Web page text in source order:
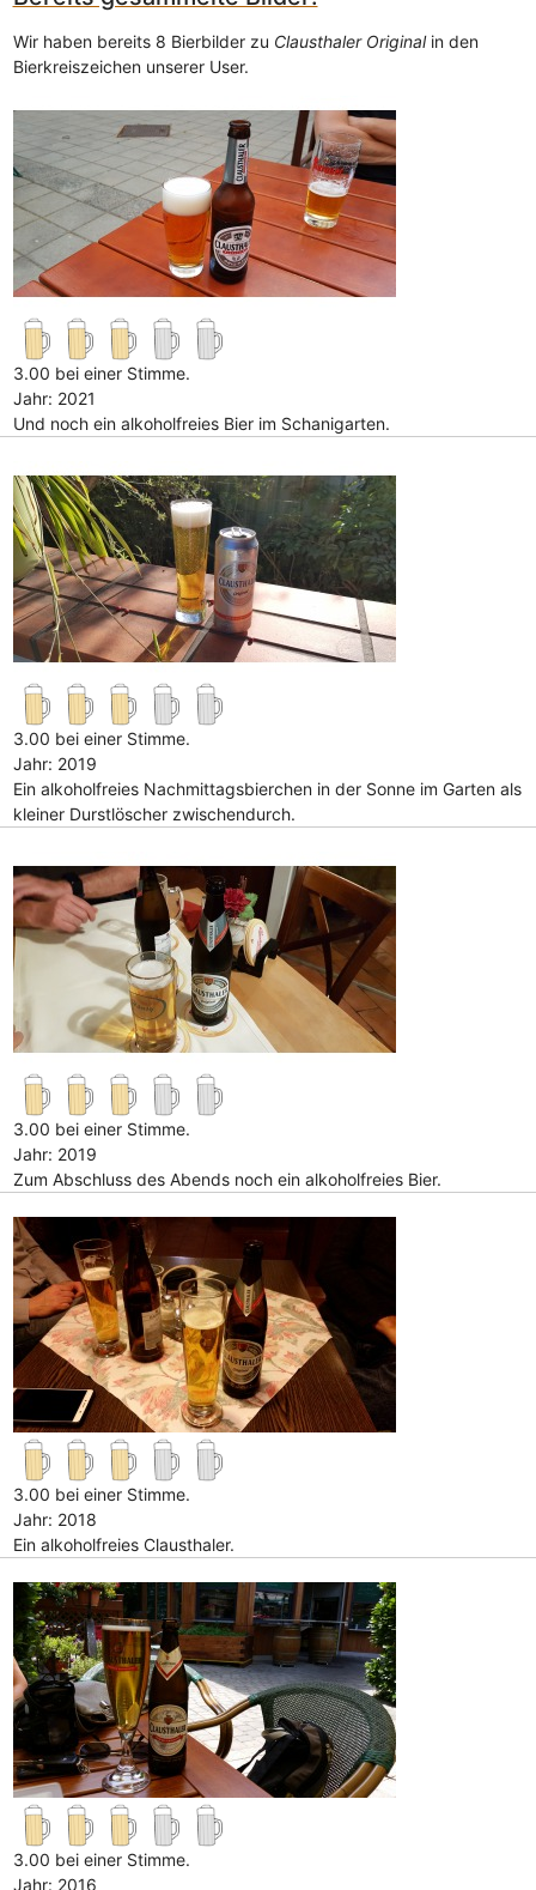
Wir haben bereits 8 Bierbilder zu Clausthaler Originalin den
Bierkreiszeichen unserer User.
3.00 bei einer Stimme.
Jahr: 2021
Und noch ein alkoholfreies Bier im Schanigarten.
3.00 bei einer Stimme.
Jahr: 2019
Ein alkoholfreies Nachmittagsbierchen in der Sonne im Garten als
kleiner Durstlöscher zwischendurch.
3.00 bei einer Stimme.
Jahr: 2019
Zum Abschluss des Abends noch ein alkoholfreies Bier.
3.00 bei einer Stimme.
Jahr: 2018
Ein alkoholfreies Clausthaler.
3.00 bei einer Stimme.
Jahr: 2016